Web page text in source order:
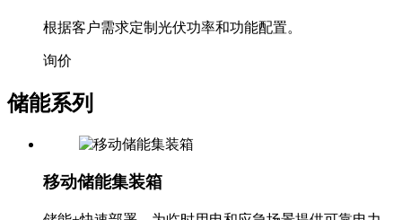
根据客户需求定制光伏功率和功能配置。
询价
储能系列
移动储能集装箱